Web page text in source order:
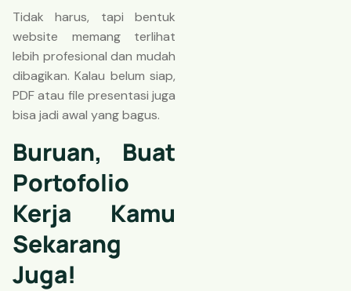
Tidak harus, tapi bentuk
website memang terlihat
lebih profesional dan mudah
dibagikan. Kalau belum siap,
PDF atau file presentasi juga
bisa jadi awal yang bagus.
Buruan, Buat
Portofolio
Kerja Kamu
Sekarang
Juga!